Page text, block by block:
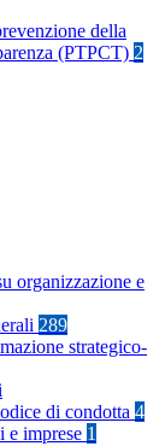
della
(PTPCT) 2
organizzazione e
289
strategico-
di condotta 4
e imprese 1